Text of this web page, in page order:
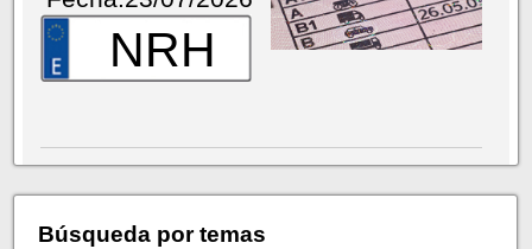
NRH
Búsqueda por temas